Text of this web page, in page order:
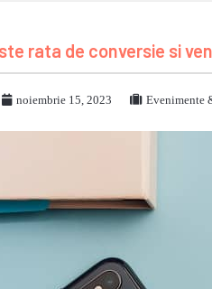
rata de conversie si
noiembrie 15, 2023 Evenimente